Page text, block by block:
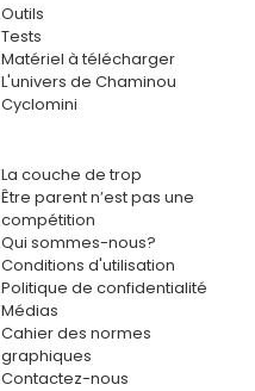
Outils
Tests
Matériel à télécharger
L'univers de Chaminou
Cyclomini
La couche de trop
Être parent n’est pas une
compétition
Qui sommes-nous?
Conditions d'utilisation
Politique de confidentialité
Médias
Cahier des normes
graphiques
Contactez-nous